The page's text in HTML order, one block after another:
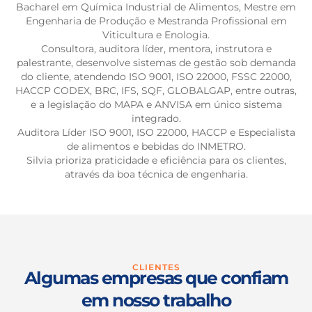
Bacharel em Química Industrial de Alimentos, Mestre em
Engenharia de Produção e Mestranda Profissional em
Viticultura e Enologia.
Consultora, auditora líder, mentora, instrutora e
palestrante, desenvolve sistemas de gestão sob demanda
do cliente, atendendo ISO 9001, ISO 22000, FSSC 22000,
HACCP CODEX, BRC, IFS, SQF, GLOBALGAP, entre outras,
e a legislação do MAPA e ANVISA em único sistema
integrado.
Auditora Líder ISO 9001, ISO 22000, HACCP e Especialista
de alimentos e bebidas do INMETRO.
Silvia prioriza praticidade e eficiência para os clientes,
através da boa técnica de engenharia.
CLIENTES
Algumas empresas que confiam
em nosso trabalho